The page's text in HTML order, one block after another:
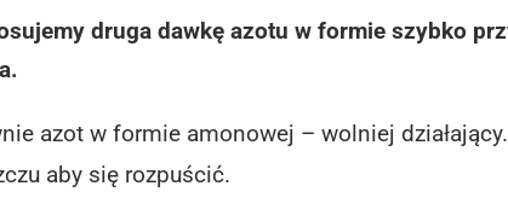
druga dawkę azotu w formie szybko
azot w formie amonowej – wolniej
aby się rozpuścić.